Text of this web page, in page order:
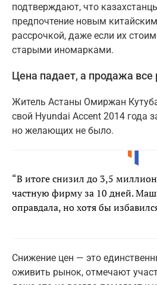
подтверждают, что
предпочтение новым
рассрочкой, даже если их
старыми иномарками.
Цена падает, а продажа
Житель Астаны Омиржан
свой Hyundai Accent 2014 года
но желающих не было.
“В итоге снизил до 3,5
частную фирму за 10 дней.
оправдала, но хотя бы
Снижение цен — это
оживить рынок, отмечают